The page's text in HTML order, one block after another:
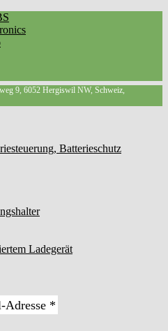
9, 6052 Hergiswil NW, Schweiz,
Batterieschutz
Ladegerät
Adresse *Erforderlich